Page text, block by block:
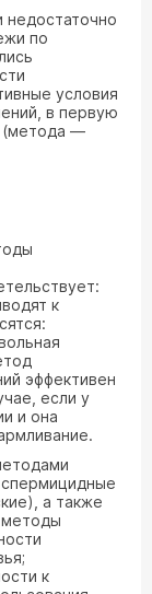
недостаточно
по
условия
в первую
(метода —
к
эффективен
если у
и она
а также
методы
к